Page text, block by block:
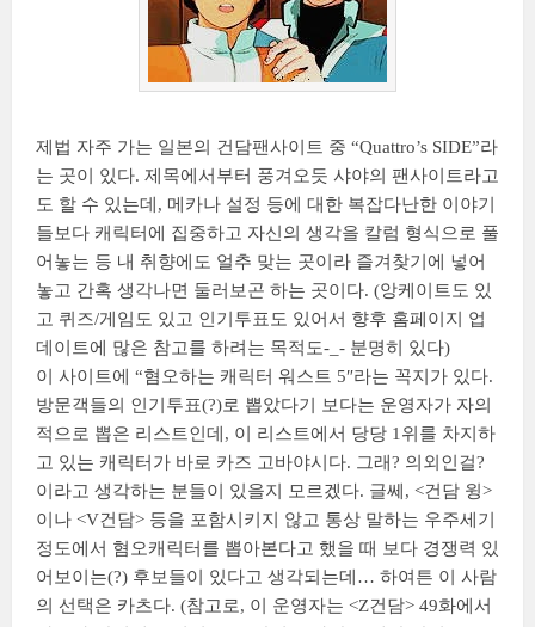
제법 자주 가는 일본의 건담팬사이트 중 “Quattro’s SIDE”라
는 곳이 있다. 제목에서부터 풍겨오듯 샤야의 팬사이트라고
도 할 수 있는데, 메카나 설정 등에 대한 복잡다난한 이야기
들보다 캐릭터에 집중하고 자신의 생각을 칼럼 형식으로 풀
어놓는 등 내 취향에도 얼추 맞는 곳이라 즐겨찾기에 넣어
놓고 간혹 생각나면 둘러보곤 하는 곳이다. (앙케이트도 있
고 퀴즈/게임도 있고 인기투표도 있어서 향후 홈페이지 업
데이트에 많은 참고를 하려는 목적도-_- 분명히 있다)
이 사이트에 “혐오하는 캐릭터 워스트 5″라는 꼭지가 있다.
방문객들의 인기투표(?)로 뽑았다기 보다는 운영자가 자의
적으로 뽑은 리스트인데, 이 리스트에서 당당 1위를 차지하
고 있는 캐릭터가 바로 카즈 고바야시다. 그래? 의외인걸?
이라고 생각하는 분들이 있을지 모르겠다. 글쎄, <건담 윙>
이나 <V건담> 등을 포함시키지 않고 통상 말하는 우주세기
정도에서 혐오캐릭터를 뽑아본다고 했을 때 보다 경쟁력 있
어보이는(?) 후보들이 있다고 생각되는데… 하여튼 이 사람
의 선택은 카츠다. (참고로, 이 운영자는 <Z건담> 49화에서